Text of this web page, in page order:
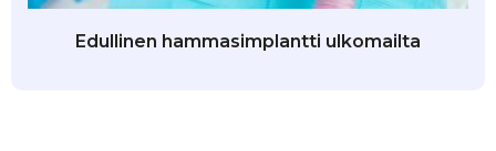
Edullinen hammasimplantti ulkomailta